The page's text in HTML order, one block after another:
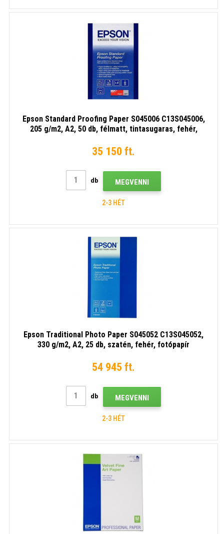
Epson Standard Proofing Paper S045006 C13S045006,
205 g/m2, A2, 50 db, félmatt, tintasugaras, fehér,
35 150 ft.
db MEGVENNI
2-3 HÉT
Epson Traditional Photo Paper S045052 C13S045052,
330 g/m2, A2, 25 db, szatén, fehér, fotópapír
54 945 ft.
db MEGVENNI
2-3 HÉT